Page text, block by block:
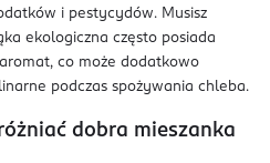
i pestycydów. Musisz
ekologiczna często posiada
co może dodatkowo
podczas spożywania chleba.
dobra mieszanka